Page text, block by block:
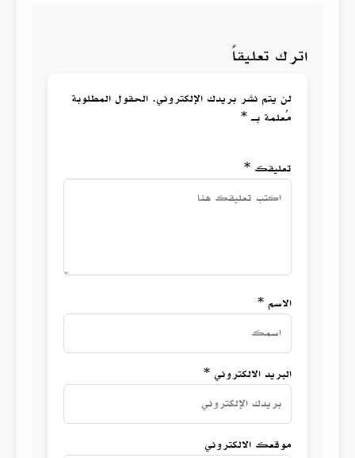
اترك تعليقاً
لن يتم نشر بريدك الإلكتروني. الحقول المطلوبة
مُعلمة بـ *
تعليقك *
الاسم *
البريد الالكتروني *
موقعك الالكتروني